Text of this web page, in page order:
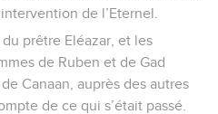
de l’Eternel.
prêtre Eléazar, et les
de Ruben et de Gad
Canaan, auprès des autres
de ce qui s’était passé.